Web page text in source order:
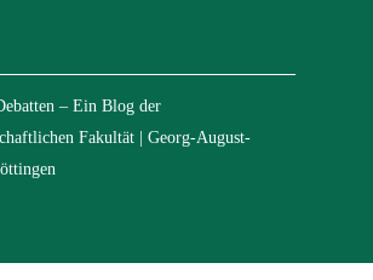
– Ein Blog der
Fakultät | Georg-August-